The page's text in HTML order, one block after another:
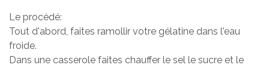
Le procédé:
Tout d'abord, faites ramollir votre gélatine dans l'eau
froide.
Dans une casserole faites chauffer le sel le sucre et le